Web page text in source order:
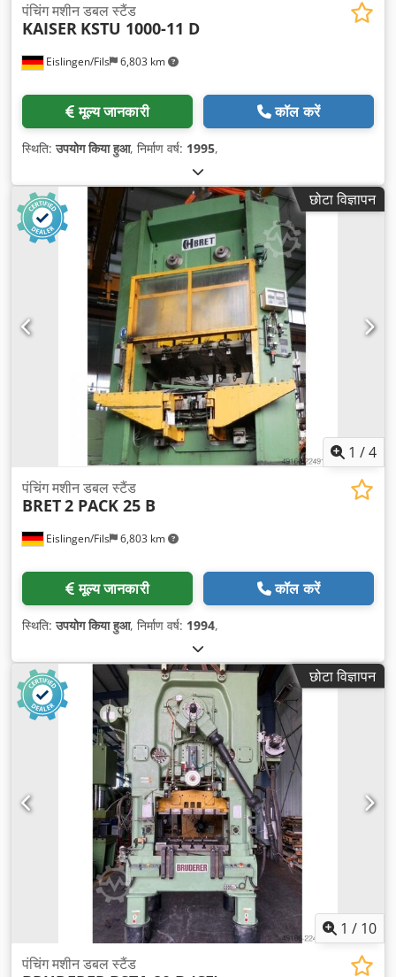
Eislingen/Fils 6,803 km
पंचिंग मशीन डबल स्टैंड
KAISER KSTU 1000-11 D
मूल्य जानकारी कॉल करें
स्थिति:उपयोग किया हुआ, निर्माण वर्ष: 1995,
छोटा विज्ञापन
1 /4
Eislingen/Fils 6,803 km
पंचिंग मशीन डबल स्टैंड
BRET2 PACK 25 B
मूल्य जानकारी कॉल करें
स्थिति:उपयोग किया हुआ, निर्माण वर्ष: 1994,
छोटा विज्ञापन
1 / 10
पंचिंग मशीन डबल स्टैंड